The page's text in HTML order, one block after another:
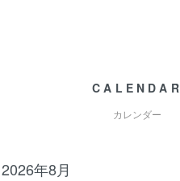
CALENDAR
カレンダー
2026年8月